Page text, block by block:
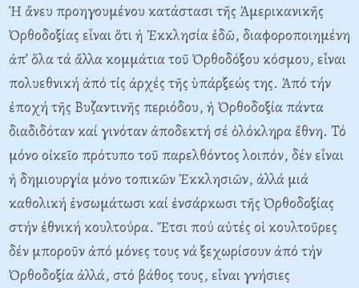
Ἡ ἄνευ προηγουμένου κατάστασι τῆς Ἀμερικανικῆς
Ὀρθοδοξίας εἶναι ὅτι ἡ Ἐκκλησία ἐδῶ, διαφοροποιημένη
ἀπ’ ὅλα τά ἄλλα κομμάτια τοῦ Ὀρθοδόξου κόσμου, εἶναι
πολυεθνική ἀπό τίς ἀρχές τῆς ὑπάρξεώς της. Ἀπό τήν
ἐποχή τῆς Βυζαντινῆς περιόδου, ἡ Ὀρθοδοξία πάντα
διαδιδόταν καί γινόταν ἀποδεκτή σέ ὁλόκληρα ἔθνη. Τό
μόνο οἰκεῖο πρότυπο τοῦ παρελθόντος λοιπόν, δέν εἶναι
ἡ δημιουργία μόνο τοπικῶν Ἐκκλησιῶν, ἀλλά μιά
καθολική ἐνσωμάτωσι καί ἐνσάρκωσι τῆς Ὀρθοδοξίας
στήν ἐθνική κουλτούρα. Ἔτσι πού αὐτές οἱ κουλτοῦρες
δέν μποροῦν ἀπό μόνες τους νά ξεχωρίσουν ἀπό τήν
Ὀρθοδοξία ἀλλά, στό βάθος τους, εἶναι γνήσιες